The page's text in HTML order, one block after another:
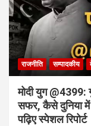
राजनीति सम्पादकीय
मोदी युग @4399:
सफर, कैसे दुनिया में
पढ़िए स्पेशल रिपोर्ट